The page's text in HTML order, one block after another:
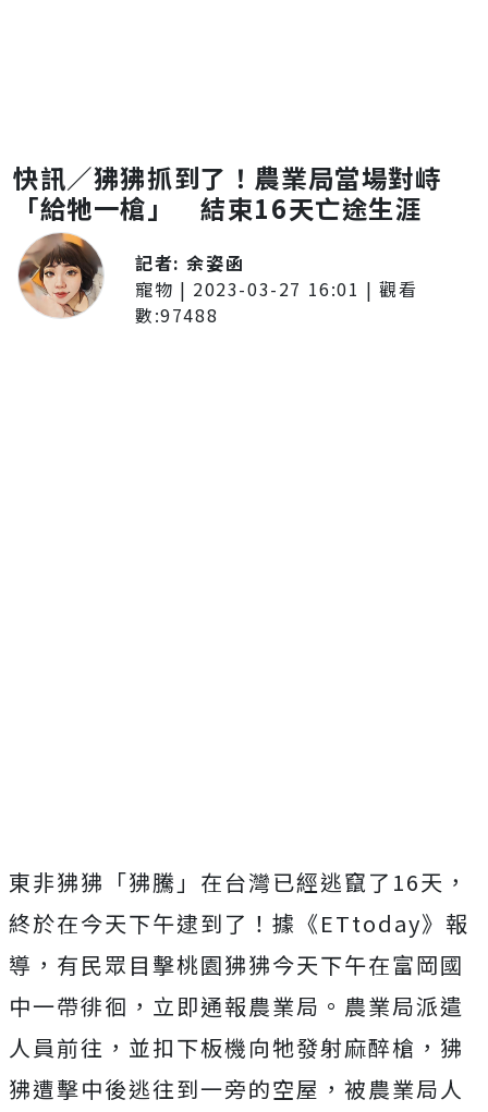
快訊／狒狒抓到了！農業局當場對峙
「給牠一槍」 結束16天亡途生涯
記者:余姿函
寵物 | 2023-03-27 16:01 | 觀看
數:97488
東非狒狒「狒騰」在台灣已經逃竄了16天，
終於在今天下午逮到了！據《ETtoday》報
導，有民眾目擊桃園狒狒今天下午在富岡國
中一帶徘徊，立即通報農業局。農業局派遣
人員前往，並扣下板機向牠發射麻醉槍，狒
狒遭擊中後逃往到一旁的空屋，被農業局人